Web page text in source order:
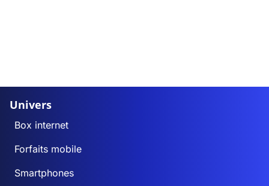
Univers
Box internet
Forfaits mobile
Smartphones